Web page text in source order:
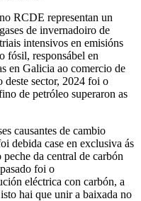
RCDE representan un
de invernadoiro de
intensivos en emisións
fósil, responsábel en
en Galicia ao comercio de
deste sector, 2024 foi o
de petróleo superaron as
causantes de cambio
debida case en exclusiva ás
da central de carbón
foi o
eléctrica con carbón, a
hai que unir a baixada no